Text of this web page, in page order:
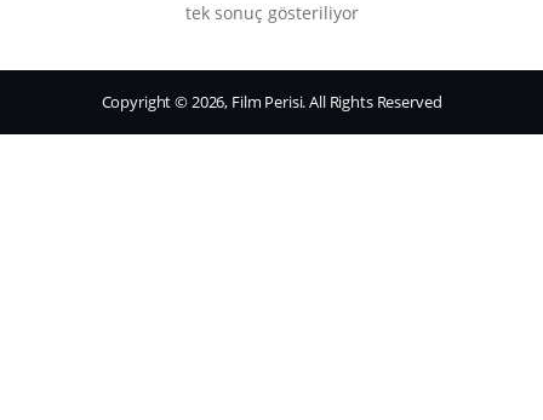
tek sonuç gösteriliyor
Copyright © 2026, Film Perisi. All Rights Reserved